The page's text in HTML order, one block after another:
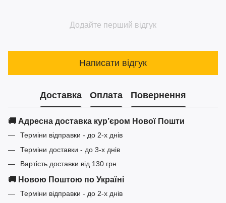
Додайте перший відгук
Написати відгук
Доставка Оплата Повернення
🚚 Адресна доставка кур’єром Нової Пошти
Терміни відправки - до 2-х днів
Терміни доставки - до 3-х днів
Вартість доставки від 130 грн
🚚 Новою Поштою по Україні
Терміни відправки - до 2-х днів